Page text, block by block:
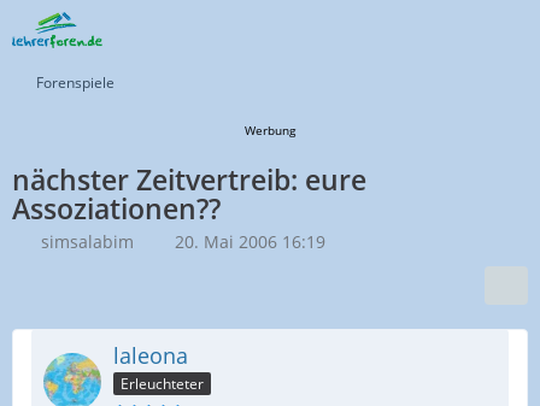
Forenspiele
Werbung
nächster Zeitvertreib: eure
Assoziationen??
simsalabim 20. Mai 2006 16:19
laleona
Erleuchteter